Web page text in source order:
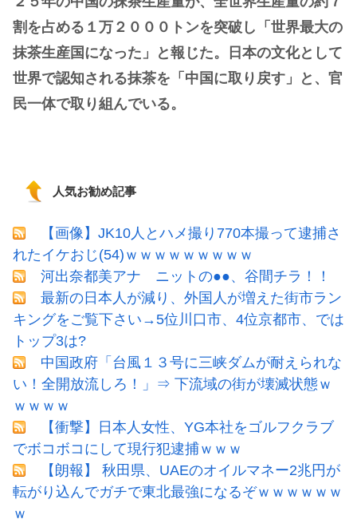
割を占める１万２０００トンを突破し「世界最大の
抹茶生産国になった」と報じた。日本の文化として
世界で認知される抹茶を「中国に取り戻す」と、官
民一体で取り組んでいる。
人気お勧め記事
【画像】JK10人とハメ撮り770本撮って逮捕さ
れたイケおじ(54)ｗｗｗｗｗｗｗｗｗ
河出奈都美アナ ニットの●●、谷間チラ！！
最新の日本人が減り、外国人が増えた街市ラン
キングをご覧下さい→5位川口市、4位京都市、では
トップ3は?
中国政府「台風１３号に三峡ダムが耐えられな
い！全開放流しろ！」⇒ 下流域の街が壊滅状態ｗ
ｗｗｗｗ
【衝撃】日本人女性、YG本社をゴルフクラブ
でボコボコにして現行犯逮捕ｗｗｗ
【朗報】 秋田県、UAEのオイルマネー2兆円が
転がり込んでガチで東北最強になるぞｗｗｗｗｗｗ
ｗ